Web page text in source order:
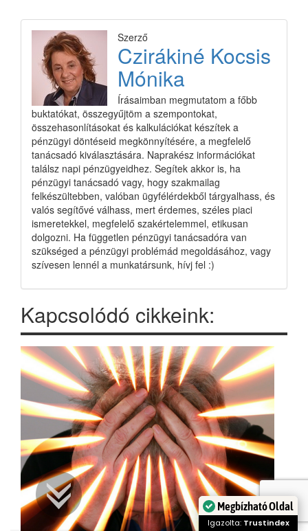
Szerző
Czirákiné Kocsis
Mónika
Írásaimban megmutatom a főbb
buktatókat, összegyűjtöm a szempontokat,
összehasonlításokat és kalkulációkat készítek a
pénzügyi döntéseid megkönnyítésére, a megfelelő
tanácsadó kiválasztására. Naprakész információkat
találsz napi pénzügyeidhez. Segítek akkor is, ha
pénzügyi tanácsadó vagy, hogy szakmailag
felkészültebben, valóban ügyfélérdekből tárgyalhass, és
valós segítővé válhass, mert érdemes, széles piaci
ismeretekkel, megfelelő szakértelemmel, etikusan
dolgozni. Ha független pénzügyi tanácsadóra van
szükséged a pénzügyi problémád megoldásához, vagy
szívesen lennél a munkatársunk, hívj fel :)
Kapcsolódó cikkeink:
Megbízható Oldal
Igazolta: Trustindex